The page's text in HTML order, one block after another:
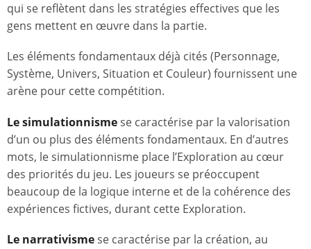
qui se reflètent dans les stratégies effectives que les
gens mettent en œuvre dans la partie.
Les éléments fondamentaux déjà cités (Personnage,
Système, Univers, Situation et Couleur) fournissent une
arène pour cette compétition.
Le simulationnismese caractérise par la valorisation
d’un ou plus des éléments fondamentaux. En d’autres
mots, le simulationnisme place l’Exploration au cœur
des priorités du jeu. Les joueurs se préoccupent
beaucoup de la logique interne et de la cohérence des
expériences fictives, durant cette Exploration.
Le narrativismese caractérise par la création, au